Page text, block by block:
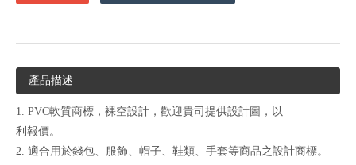
產品描述
1. PVC軟質商標，裸空設計，歡迎貴司提供設計圖，以
利報價。
2. 適合用於錢包、服飾、帽子、鞋類、手套等商品之設計商標。